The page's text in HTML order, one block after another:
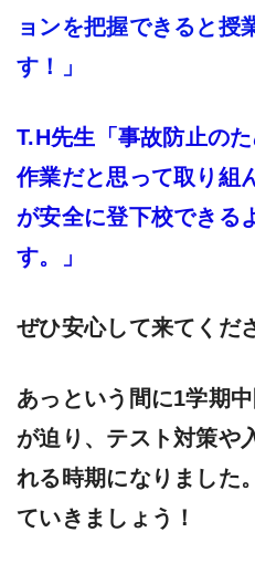
ョンを把握できると授
す！」
T.H先生「事故防止の
作業だと思って取り組
が安全に登下校できる
す。」
ぜひ安心して来てくだ
あっという間に1学期
が迫り、テスト対策や
れる時期になりました
ていきましょう！